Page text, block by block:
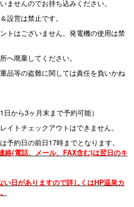
ませんのでお持ち込みください。
設営は禁止です。
トはございません。発電機の使用は禁
へ廃棄してください。
品等の盗難に関しては責任を負いかね
から3ヶ月末まで予約可能）
イトチェックアウトはできません。
予約日の前日17時までとなります。
絡(電話、メール、FAX含む)は翌日のキ
い日がありますので詳しくはHP温泉カ